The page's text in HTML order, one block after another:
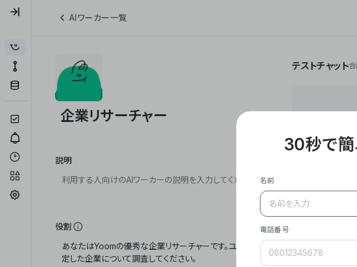
AIワーカー一覧
説明
役割
テストチャット合
API
作
- **
メ
-
- **
30秒で簡
名前
電話番号